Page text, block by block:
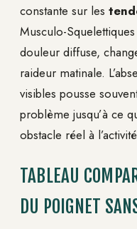
constante sur les
Musculo-
douleur diffuse,
raideur matinale.
visibles pousse
problème jusqu’à ce
obstacle réel à
TABLEAU
DU POIGNET